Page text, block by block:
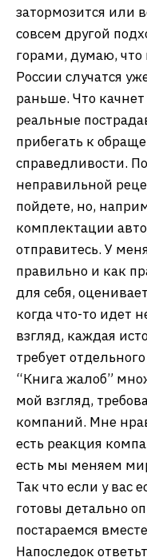
затормозится или
совсем другой
горами, думаю,
России случатся
раньше. Что
реальные
прибегать к
справедливости.
неправильной
пойдете, но,
комплектации
отправитесь. У
правильно и как
для себя,
когда что-то идет
взгляд, каждая
требует
“Книга жалоб”
мой взгляд,
компаний. Мне
есть реакция
есть мы меняем
Так что если у вас
готовы детально
постараемся
Напоследок